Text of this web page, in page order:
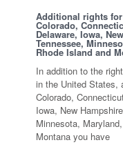
Additional rights
Colorado,
Delaware, Iowa,
Tennessee,
Rhode Island and
In addition to the
in the United States,
Colorado,
Iowa, New
Minnesota,
Montana you have